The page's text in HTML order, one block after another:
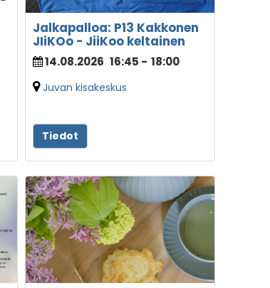
Jalkapalloa: P13 Kakkonen
JIiKOo - JiiKoo keltainen
14.08.2026 16:45 - 18:00
Juvan kisakeskus
Tiedot